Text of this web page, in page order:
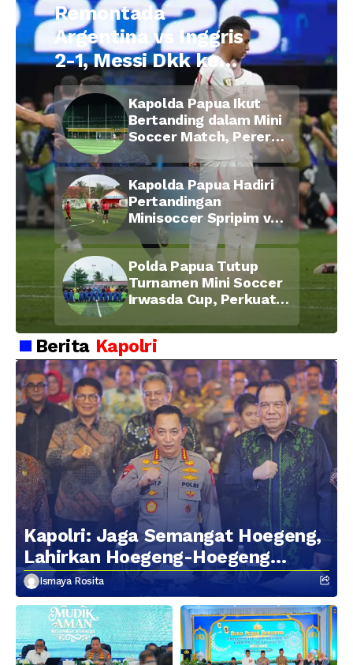
Remontada
Argentina vs Inggris
2-1, Messi Dkk ke
Final Piala Dunia
2026
Kapolda Papua Ikut
Bertanding dalam Mini
Soccer Match, Pererat
Kebersamaan Personel
di Bulan Ramadan
Kapolda Papua Hadiri
Pertandingan
Minisoccer Spripim vs
Bid Propam, Pererat
Soliditas dan
Kebersamaan Personel
Polda Papua Tutup
Turnamen Mini Soccer
Irwasda Cup, Perkuat
Kebersamaan Personel
Berita Kapolri
Kapolri: Jaga Semangat Hoegeng,
Lahirkan Hoegeng-Hoegeng
Berikutnya
Ismaya Rosita